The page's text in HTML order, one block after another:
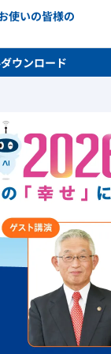
使いの皆様の
ウンロード